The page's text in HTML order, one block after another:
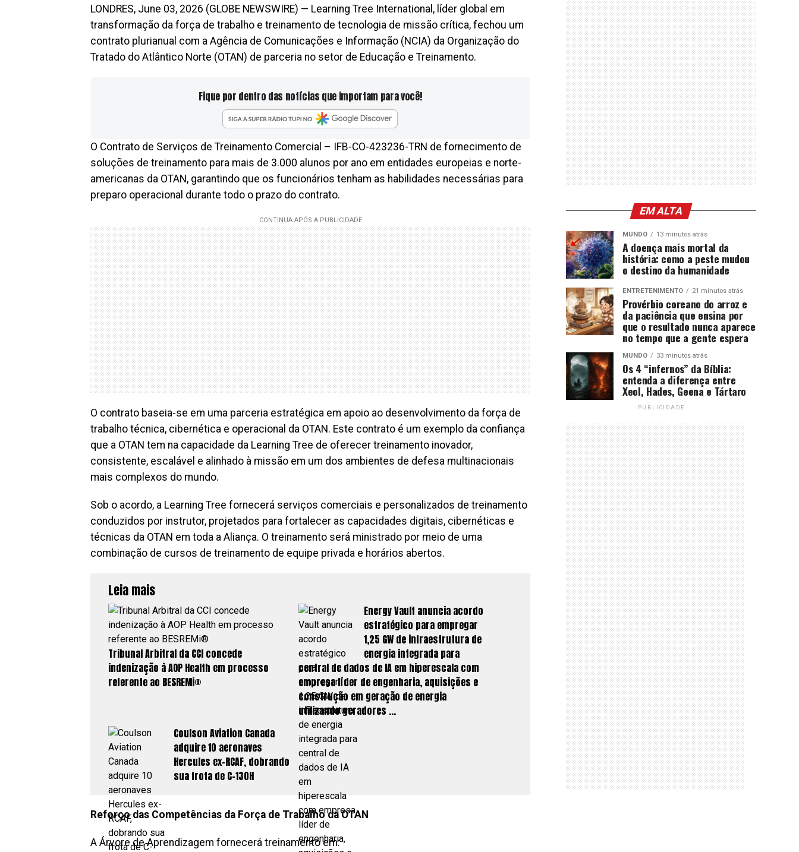
LONDRES, June 03, 2026 (GLOBE NEWSWIRE) — Learning Tree International, líder global em
transformação da força de trabalho e treinamento de tecnologia de missão crítica, fechou um
contrato plurianual com a Agência de Comunicações e Informação (NCIA) da Organização do
Tratado do Atlântico Norte (OTAN) de parceria no setor de Educação e Treinamento.
Fique por dentro das notícias que importam para você!
O Contrato de Serviços de Treinamento Comercial – IFB-CO-423236-TRN de fornecimento de
soluções de treinamento para mais de 3.000 alunos por ano em entidades europeias e norte-
americanas da OTAN, garantindo que os funcionários tenham as habilidades necessárias para
preparo operacional durante todo o prazo do contrato.
O contrato baseia-se em uma parceria estratégica em apoio ao desenvolvimento da força de
trabalho técnica, cibernética e operacional da OTAN. Este contrato é um exemplo da confiança
que a OTAN tem na capacidade da Learning Tree de oferecer treinamento inovador,
consistente, escalável e alinhado à missão em um dos ambientes de defesa multinacionais
mais complexos do mundo.
Sob o acordo, a Learning Tree fornecerá serviços comerciais e personalizados de treinamento
conduzidos por instrutor, projetados para fortalecer as capacidades digitais, cibernéticas e
técnicas da OTAN em toda a Aliança. O treinamento será ministrado por meio de uma
combinação de cursos de treinamento de equipe privada e horários abertos.
Leia mais
Tribunal Arbitral da CCI concede
indenização à AOP Health em processo
referente ao BESREMi®
Energy Vault anuncia acordo
estratégico para empregar
1,25 GW de infraestrutura de
energia integrada para
central de dados de IA em hiperescala com
empresa líder de engenharia, aquisições e
construção em geração de energia
utilizando geradores …
Coulson Aviation Canada
adquire 10 aeronaves
Hercules ex-RCAF, dobrando
sua frota de C-130H
Reforço das Competências da Força de Trabalho da OTAN
A Árvore de Aprendizagem fornecerá treinamento em:
EM ALTA
MUNDO 13 minutos atrás
A doença mais mortal da
história: como a peste mudou
o destino da humanidade
ENTRETENIMENTO 21 minutos atrás
Provérbio coreano do arroz e
da paciência que ensina por
que o resultado nunca aparece
no tempo que a gente espera
MUNDO 33 minutos atrás
Os 4 “infernos” da Bíblia:
entenda a diferença entre
Xeol, Hades, Geena e Tártaro
PUBLICIDADE